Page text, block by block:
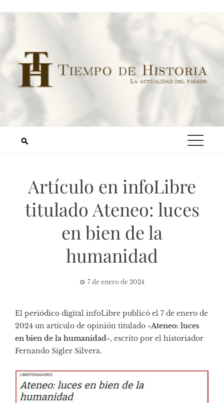
Artículo en infoLibre
titulado Ateneo: luces
en bien de la
humanidad
7 de enero de 2024
El periódico digital infoLibre publicó el 7 de enero de
2024 un artículo de opinión titulado «Ateneo: luces
en bien de la humanidad«, escrito por el historiador
Fernando Sígler Silvera.